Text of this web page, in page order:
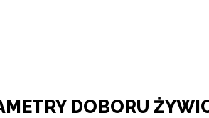
DOBORU